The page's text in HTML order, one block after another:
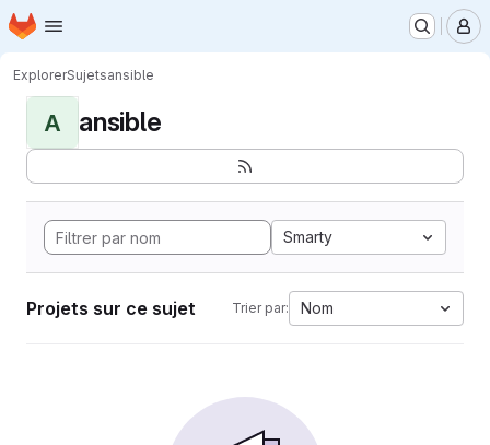
Passer au contenu principal
Page d'accueil
ExplorerSujetsansible
A ansible
Smarty
Projets sur ce sujet Trier par: Nom